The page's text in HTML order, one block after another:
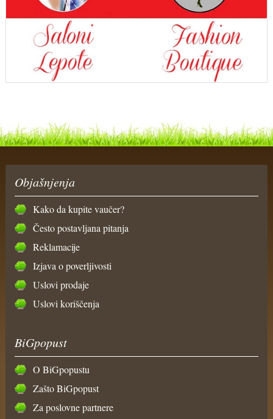
Objašnjenja
Kako da kupite vaučer?
Često postavljana pitanja
Reklamacije
Izjava o poverljivosti
Uslovi prodaje
Uslovi koriščenja
BiGpopust
O BiGpopustu
Zašto BiGpopust
Za poslovne partnere